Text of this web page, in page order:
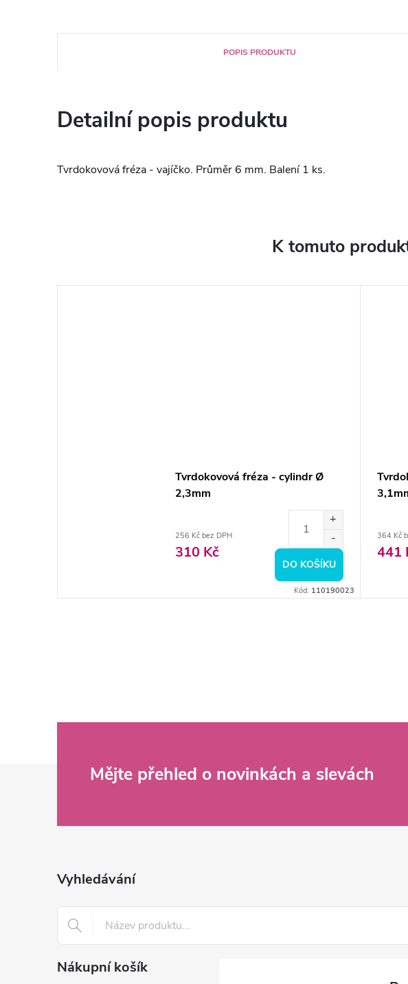
POPIS PRODUKTU
Detailní popis produktu
Tvrdokovová fréza - vajíčko. Průměr 6 mm. Balení 1 ks.
K tomuto
Tvrdokovová fréza - cylindr Ø
2,3mm
256 Kč bez DPH
310 Kč
DO KOŠÍKU
Kód: 110190023
364 Kč
441
Mějte přehled o novinkách a slevách
Vyhledávání
Nákupní košík